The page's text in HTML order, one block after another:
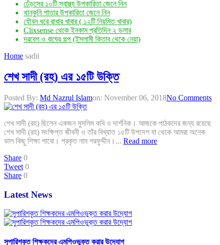
ঢেঁড়সের ১০টি স্বাস্থ্য উপকারিতা জেনে নিন
থানকুনি পাতার উপকারিতা জেনে নিন
যৌবন ধরে রাখার খাবার ( ১২টি নিয়মিত খাবার)
Clixsense থেকে ইনকাম প্রতিদিন ২ ডলার
দরবেশ ও বাঘের গল্প (ইসলামী কিতাব থেকে নেয়া)
Home sadii
শেখ সাদী (রহ) এর ১৫টি উক্তি
Posted By: Md Nazrul Islamon: November 06, 2018No Comments
শেখ সাদী (রহ) ছিলেন একজন মুসলিম কবি ও দার্শনিক। আজকে পাঠকদের জন্য রয়েছে
শেখ সাদী (রহ) সংক্ষিপ্ত জীবনী ও তাঁর বিখ্যাত ১৫টি উপদেশ যা থেকে আমরা অনেক
ভাল কিছু শিক্ষা পাবো। প্রকৃত নাম শরফুদ্দীন।... Read more
Share 0
Tweet 0
Share 0
Latest News
সুপারিশকৃত শিক্ষকদের এমপিওভুক্ত করার উদ্যোগ